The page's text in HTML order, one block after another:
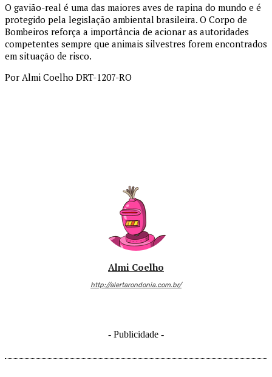
O gavião-real é uma das maiores aves de rapina do mundo e é
protegido pela legislação ambiental brasileira. O Corpo de
Bombeiros reforça a importância de acionar as autoridades
competentes sempre que animais silvestres forem encontrados
em situação de risco.
Por Almi Coelho DRT-1207-RO
Almi Coelho
http://alertarondonia.com.br/
- Publicidade -